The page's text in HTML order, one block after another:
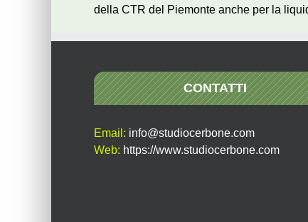
della CTR del Piemonte anche per la
CONTATTI
Email: info@studiocerbone.com
Web: https://www.studiocerbone.com